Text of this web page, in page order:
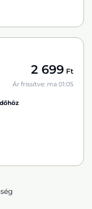
2 699 Ft
Ár frissítve: ma 01:05